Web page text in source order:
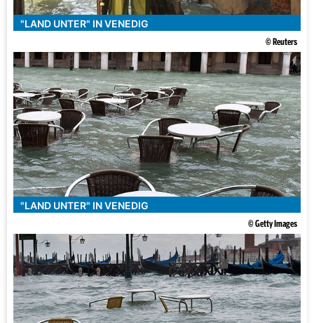
"LAND UNTER" IN VENEDIG
© Reuters
"LAND UNTER" IN VENEDIG
© Getty Images